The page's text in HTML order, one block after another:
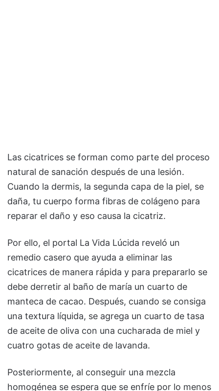
Las cicatrices se forman como parte del proceso
natural de sanación después de una lesión.
Cuando la dermis, la segunda capa de la piel, se
daña, tu cuerpo forma fibras de colágeno para
reparar el daño y eso causa la cicatriz.
Por ello, el portal La Vida Lúcida reveló un
remedio casero que ayuda a eliminar las
cicatrices de manera rápida y para prepararlo se
debe derretir al baño de maría un cuarto de
manteca de cacao. Después, cuando se consiga
una textura líquida, se agrega un cuarto de tasa
de aceite de oliva con una cucharada de miel y
cuatro gotas de aceite de lavanda.
Posteriormente, al conseguir una mezcla
homogénea se espera que se enfríe por lo menos